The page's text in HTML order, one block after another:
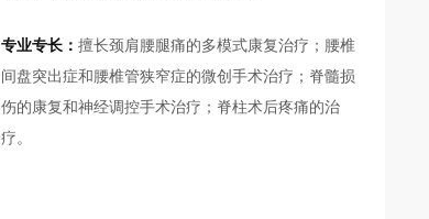
专业专长： 擅长颈肩腰腿痛的多模式康复治疗；腰椎
间盘突出症和腰椎管狭窄症的微创手术治疗；脊髓损
伤的康复和神经调控手术治疗；脊柱术后疼痛的治
疗。